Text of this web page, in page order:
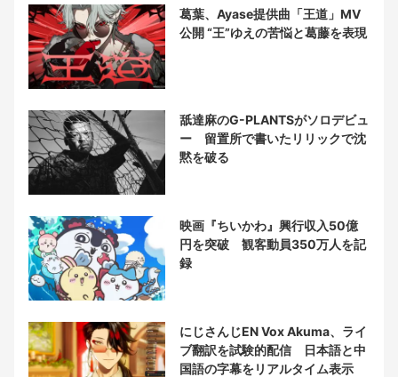
葛葉、Ayase提供曲「王道」MV
公開 “王”ゆえの苦悩と葛藤を表現
舐達麻のG-PLANTSがソロデビュ
ー 留置所で書いたリリックで沈
黙を破る
映画『ちいかわ』興行収入50億
円を突破 観客動員350万人を記
録
にじさんじEN Vox Akuma、ライ
ブ翻訳を試験的配信 日本語と中
国語の字幕をリアルタイム表示